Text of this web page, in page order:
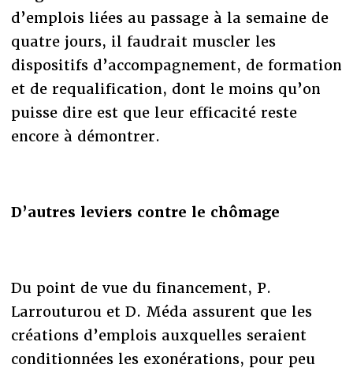
d’emplois liées au passage à la semaine de
quatre jours, il faudrait muscler les
dispositifs d’accompagnement, de formation
et de requalification, dont le moins qu’on
puisse dire est que leur efficacité reste
encore à démontrer.
D’autres leviers contre le chômage
Du point de vue du financement, P.
Larrouturou et D. Méda assurent que les
créations d’emplois auxquelles seraient
conditionnées les exonérations, pour peu